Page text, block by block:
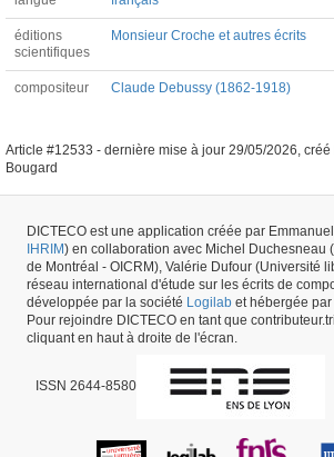
éditions
scientifiques
Monsieur Croche et autres écrits
compositeur Claude Debussy (1862-1918)
Article #12533 - dernière mise à jour 29/05/2026, créé
Bougard
DICTECO est une application créée par
IHRIM) en collaboration avec Michel Duchesneau
de Montréal - OICRM), Valérie Dufour (Université
réseau international d'étude sur les écrits de
développée par la société Logilab et hébergée par
Pour rejoindre DICTECO en tant que
cliquant en haut à droite de l'écran.
ISSN 2644-8580